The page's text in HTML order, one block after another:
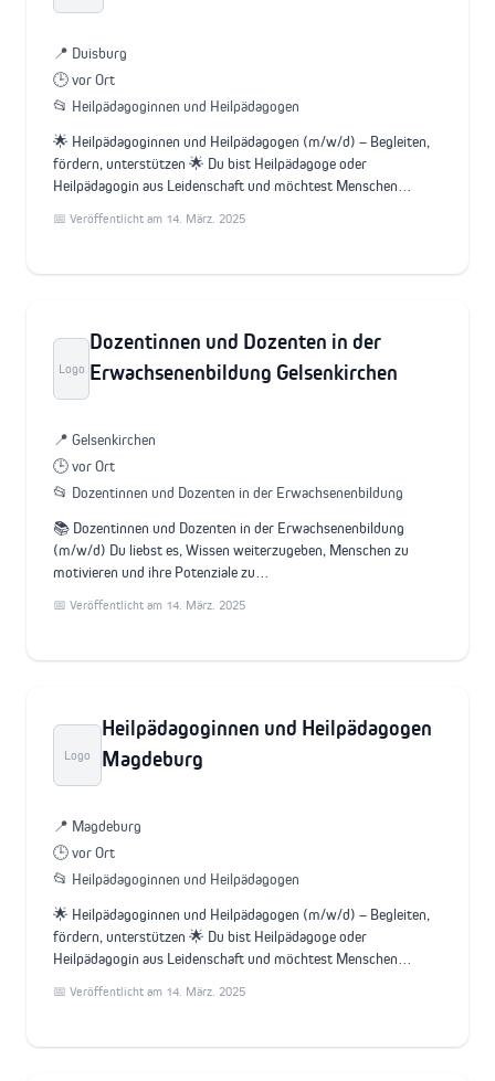
📍 Duisburg
🕒 vor Ort
📂 Heilpädagoginnen und Heilpädagogen
🌟 Heilpädagoginnen und Heilpädagogen (m/w/d) – Begleiten,
fördern, unterstützen 🌟 Du bist Heilpädagoge oder
Heilpädagogin aus Leidenschaft und möchtest Menschen…
📅 Veröffentlicht am 14. März. 2025
Logo
Dozentinnen und Dozenten in der
Erwachsenenbildung Gelsenkirchen
📍 Gelsenkirchen
🕒 vor Ort
📂 Dozentinnen und Dozenten in der Erwachsenenbildung
📚 Dozentinnen und Dozenten in der Erwachsenenbildung
(m/w/d) Du liebst es, Wissen weiterzugeben, Menschen zu
motivieren und ihre Potenziale zu…
📅 Veröffentlicht am 14. März. 2025
Logo
Heilpädagoginnen und Heilpädagogen
Magdeburg
📍 Magdeburg
🕒 vor Ort
📂 Heilpädagoginnen und Heilpädagogen
🌟 Heilpädagoginnen und Heilpädagogen (m/w/d) – Begleiten,
fördern, unterstützen 🌟 Du bist Heilpädagoge oder
Heilpädagogin aus Leidenschaft und möchtest Menschen…
📅 Veröffentlicht am 14. März. 2025